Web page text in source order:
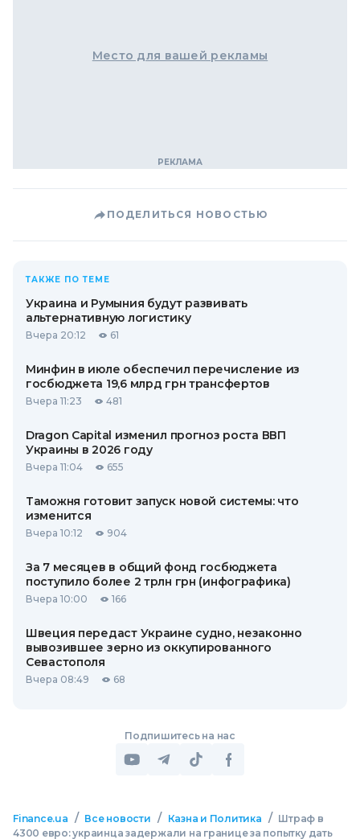
Место для вашей рекламы
ПОДЕЛИТЬСЯ НОВОСТЬЮ
ТАКЖЕ ПО ТЕМЕ
Украина и Румыния будут развивать
альтернативную логистику
Вчера 20:12 61
Минфин в июле обеспечил перечисление из
госбюджета 19,6 млрд грн трансфертов
Вчера 11:23 481
Dragon Capital изменил прогноз роста ВВП
Украины в 2026 году
Вчера 11:04 655
Таможня готовит запуск новой системы: что
изменится
Вчера 10:12 904
За 7 месяцев в общий фонд госбюджета
поступило более 2 трлн грн (инфографика)
Вчера 10:00 166
Швеция передаст Украине судно, незаконно
вывозившее зерно из оккупированного
Севастополя
Вчера 08:49 68
Подпишитесь на нас
Finance.ua / Все новости / Казна и Политика / Штраф в
4300 евро: украинца задержали на границе за попытку дать